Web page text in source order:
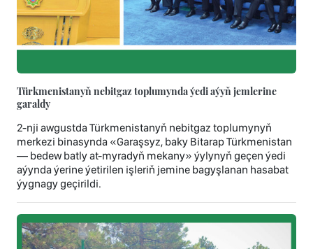
Türkmenistanyň nebitgaz toplumynda ýedi aýyň jemlerine
garaldy
2-nji awgustda Türkmenistanyň nebitgaz toplumynyň
merkezi binasynda «Garaşsyz, baky Bitarap Türkmenistan
— bedew batly at-myradyň mekany» ýylynyň geçen ýedi
aýynda ýerine ýetirilen işleriň jemine bagyşlanan hasabat
ýygnagy geçirildi.